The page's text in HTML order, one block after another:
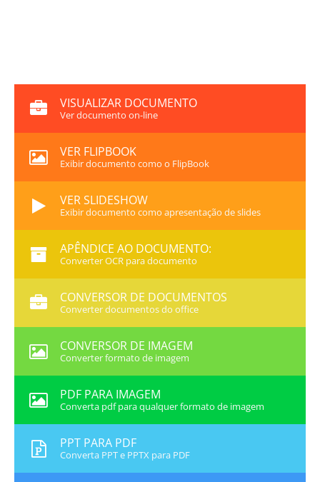
VISUALIZAR DOCUMENTO
Ver documento on-line
VER FLIPBOOK
Exibir documento como o FlipBook
VER SLIDESHOW
Exibir documento como apresentação de slides
APÊNDICE AO DOCUMENTO:
Converter OCR para documento
CONVERSOR DE DOCUMENTOS
Converter documentos do office
CONVERSOR DE IMAGEM
Converter formato de imagem
PDF PARA IMAGEM
Converta pdf para qualquer formato de imagem
PPT PARA PDF
Converta PPT e PPTX para PDF